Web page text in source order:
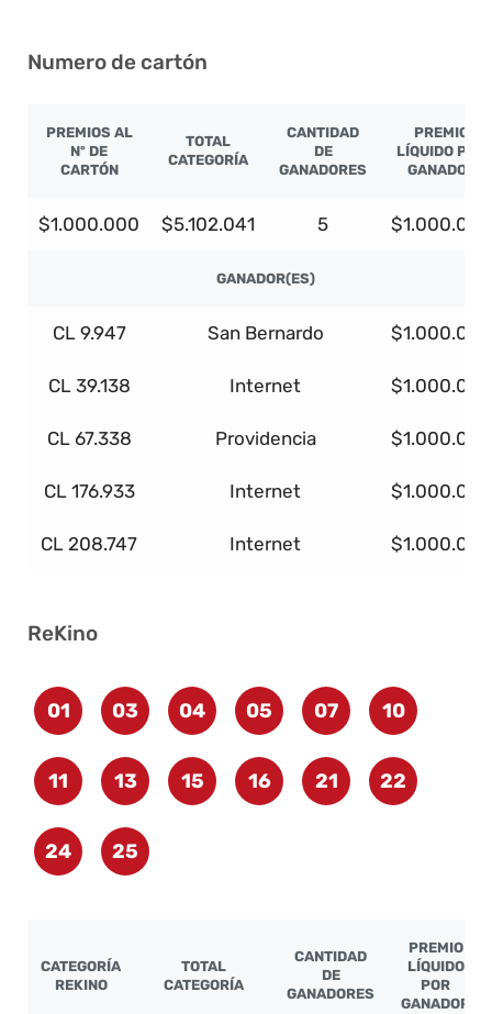
Numero de cartón
PREMIOS AL
Nº DE
CARTÓN
TOTAL
CATEGORÍA
CANTIDAD
DE
GANADORES
PREMIO
LÍQUIDO POR
GANADOR
$1.000.000 $5.102.041 5 $1.000.000
GANADOR(ES)
CL 9.947 San Bernardo $1.000.000
CL 39.138 Internet $1.000.000
CL 67.338 Providencia $1.000.000
CL 176.933 Internet $1.000.000
CL 208.747 Internet $1.000.000
ReKino
01 03 04 05 07 10
11 13 15 16 21 22
24 25
CATEGORÍA
REKINO
TOTAL
CATEGORÍA
CANTIDAD
DE
GANADORES
PREMIO
LÍQUIDO
POR
GANADOR